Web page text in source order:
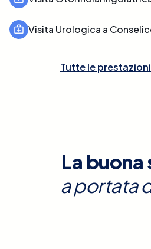
Visita Urologica a
Tutte le
La buona
a portata